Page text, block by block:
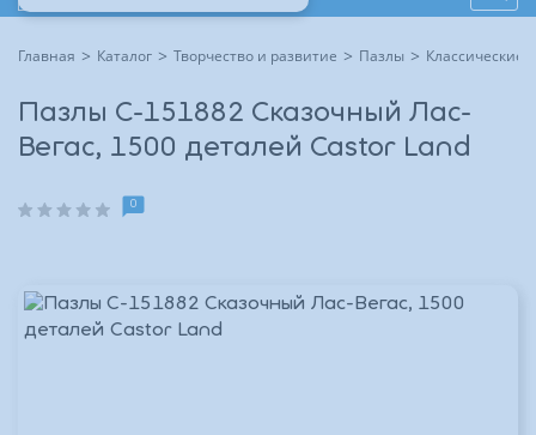
Главная Каталог Творчество и развитие Пазлы Классические
Пазлы C-151882 Сказочный Лас-
Вегас, 1500 деталей Castor Land
0
Другие способы входа:
Другие способы входа:
Войти с паролем
Войти